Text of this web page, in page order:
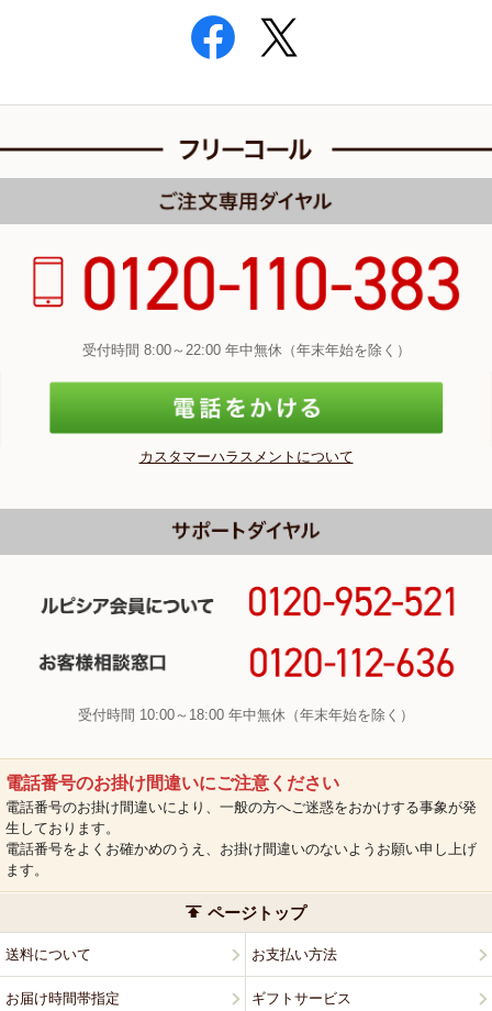
受付時間 8:00～22:00 年中無休（年末年始を除く）
カスタマーハラスメントについて
受付時間 10:00～18:00 年中無休（年末年始を除く）
電話番号のお掛け間違いにご注意ください
電話番号のお掛け間違いにより、一般の方へご迷惑をおかけする事象が発
生しております。
電話番号をよくお確かめのうえ、お掛け間違いのないようお願い申し上げ
ます。
ページトップ
送料について お支払い方法
お届け時間帯指定 ギフトサービス